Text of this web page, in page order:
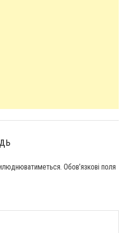
Обов’язкові поля